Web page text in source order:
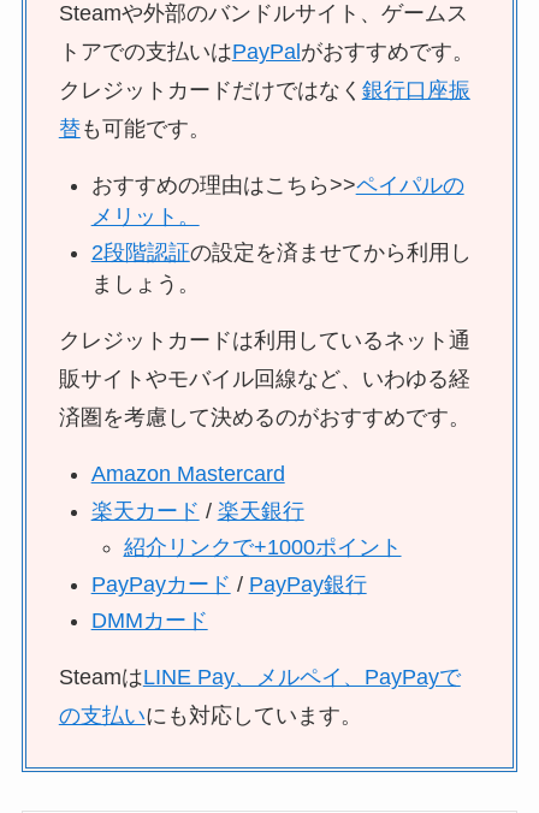
Steamや外部のバンドルサイト、ゲームス
トアでの支払いはPayPal がおすすめです。
クレジットカードだけではなく 銀行口座振
替も可能です。
おすすめの理由はこちら>>ペイパルの
メリット。
2段階認証の設定を済ませてから利用し
ましょう。
クレジットカードは利用しているネット通
販サイトやモバイル回線など、いわゆる経
済圏を考慮して決めるのがおすすめです。
Amazon Mastercard
楽天カード / 楽天銀行
紹介リンクで+1000ポイント
PayPayカード / PayPay銀行
DMMカード
SteamはLINE Pay、メルペイ、PayPayで
の支払いにも対応しています。